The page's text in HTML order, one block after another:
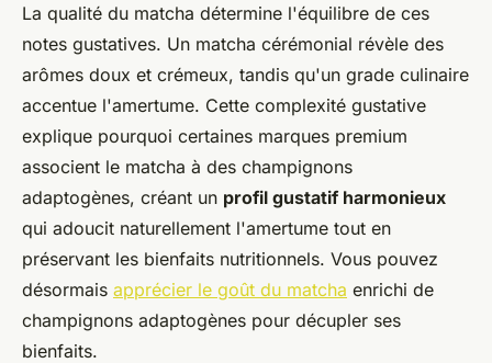
La qualité du matcha détermine l'équilibre de ces
notes gustatives. Un matcha cérémonial révèle des
arômes doux et crémeux, tandis qu'un grade culinaire
accentue l'amertume. Cette complexité gustative
explique pourquoi certaines marques premium
associent le matcha à des champignons
adaptogènes, créant un profil gustatif harmonieux
qui adoucit naturellement l'amertume tout en
préservant les bienfaits nutritionnels. Vous pouvez
désormais apprécier le goût du matcha enrichi de
champignons adaptogènes pour décupler ses
bienfaits.